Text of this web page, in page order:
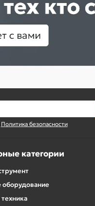
Политика безопасности
категории
оборудование